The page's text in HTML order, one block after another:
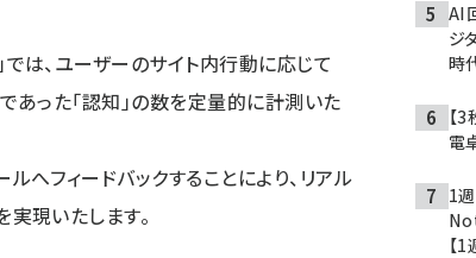
は、ユーザーのサイト内行動に応じて
あった「認知」の数を定量的に計測いた
へフィードバックすることにより、リアル
現いたします。
AI
ジ
時
【
電
1
【